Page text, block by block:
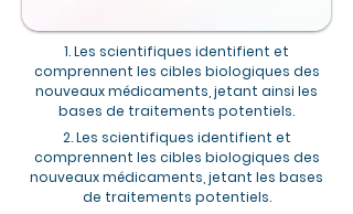
1. Les scientifiques identifient et
comprennent les cibles biologiques des
nouveaux médicaments, jetant ainsi les
bases de traitements potentiels.
2. Les scientifiques identifient et
comprennent les cibles biologiques des
nouveaux médicaments, jetant les bases
de traitements potentiels.